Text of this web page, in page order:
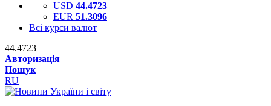
USD 44.4723
EUR 51.3096
Всі курси валют
44.4723
Авторизація
Пошук
RU